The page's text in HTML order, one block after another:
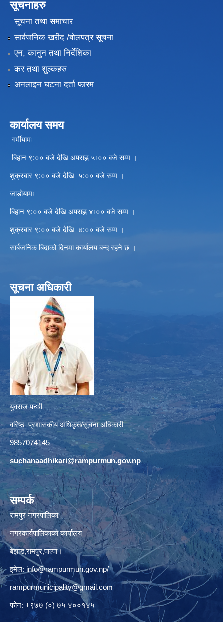
सूचनाहरु
सूचना तथा समाचार
सार्वजनिक खरीद /बोलपत्र सूचना
एन, कानुन तथा निर्देशिका
कर तथा शुल्कहरु
अनलाइन घटना दर्ता फारम
कार्यालय समय
गर्मीयामः
बिहान ९:०० बजे देखि अपराह्न ५ः०० बजे सम्म ।
शुक्रबार ९:०० बजे देखि ५:०० बजे सम्म ।
जाडोयामः
बिहान ९:०० बजे देखि अपराह्न ४ः०० बजे सम्म ।
शुक्रबार ९:०० बजे देखि ४:०० बजे सम्म ।
सार्बजनिक बिदाको दिनमा कार्यालय बन्द रहने छ ।
सूचना अधिकारी
युवराज पन्थी
वरिष्ठ प्रशासकीय अधिकृत/सूचना अधिकारी
9857074145
suchanaadhikari@rampurmun.gov.np
सम्पर्क
रामपुर नगरपालिका
नगरकार्यपालिकाको कार्यालय
बेझाड,रामपुर,पाल्पा।
इमेल: info@rampurmun.gov.np/
rampurmunicipality@gmail.com
फोन: +९७७ (०) ७५ ४००१४५